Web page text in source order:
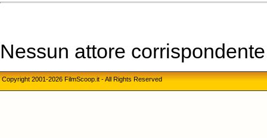
Nessun attore
Copyright 2001-2026 FilmScoop.it - All Rights Reserved